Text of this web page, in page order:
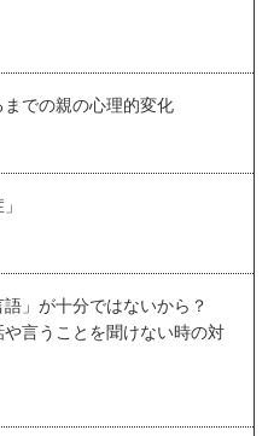
での親の心理的変化
」が十分ではないから？
言うことを聞けない時の対